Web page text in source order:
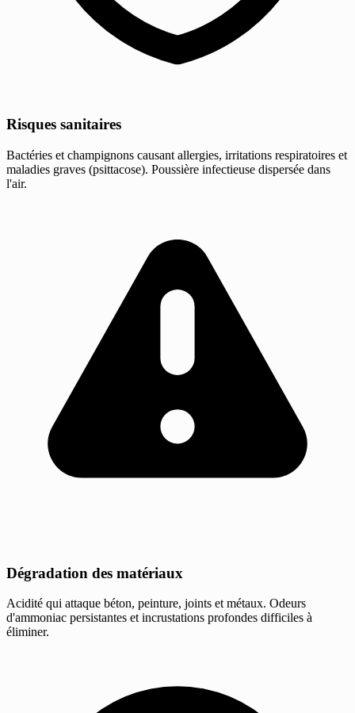
Risques sanitaires
Bactéries et champignons causant allergies, irritations respiratoires et
maladies graves (psittacose). Poussière infectieuse dispersée dans
l'air.
Dégradation des matériaux
Acidité qui attaque béton, peinture, joints et métaux. Odeurs
d'ammoniac persistantes et incrustations profondes difficiles à
éliminer.